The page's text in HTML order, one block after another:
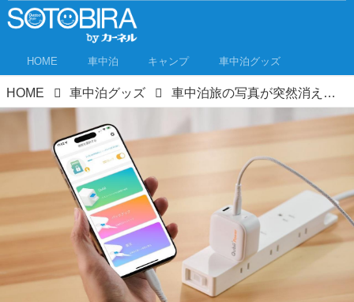
HOME 車中泊 キャンプ 車中泊グッズ
HOME 車中泊グッズ 車中泊旅の写真が突然消えた…充電するだけでスマホを自動バックアップする「Qubii Power」で回避せよ！